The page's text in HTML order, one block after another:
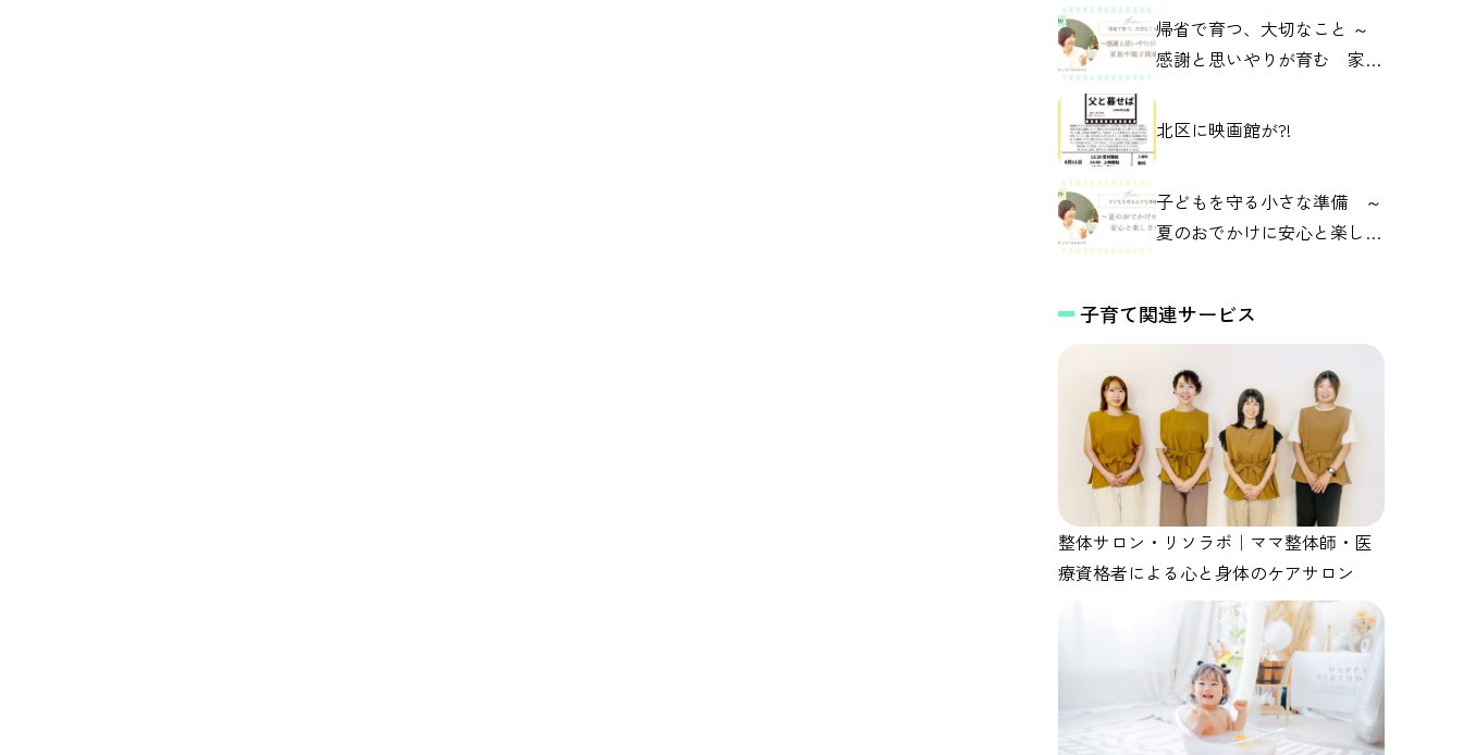
帰省で育つ、大切なこと ～
感謝と思いやりが育む 家族
北区に映画館が?!
子どもを守る小さな準備 ～
夏のおでかけに安心と楽しさ
子育て関連サービス
整体サロン・リソラボ｜ママ整体師・医
療資格者による心と身体のケアサロン